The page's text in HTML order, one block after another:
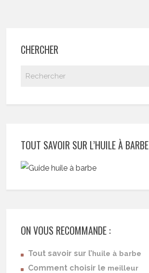
CHERCHER
TOUT SAVOIR SUR L’HUILE À BARBE
ON VOUS RECOMMANDE :
Tout savoir sur l’huile à barbe
Comment choisir le meilleur